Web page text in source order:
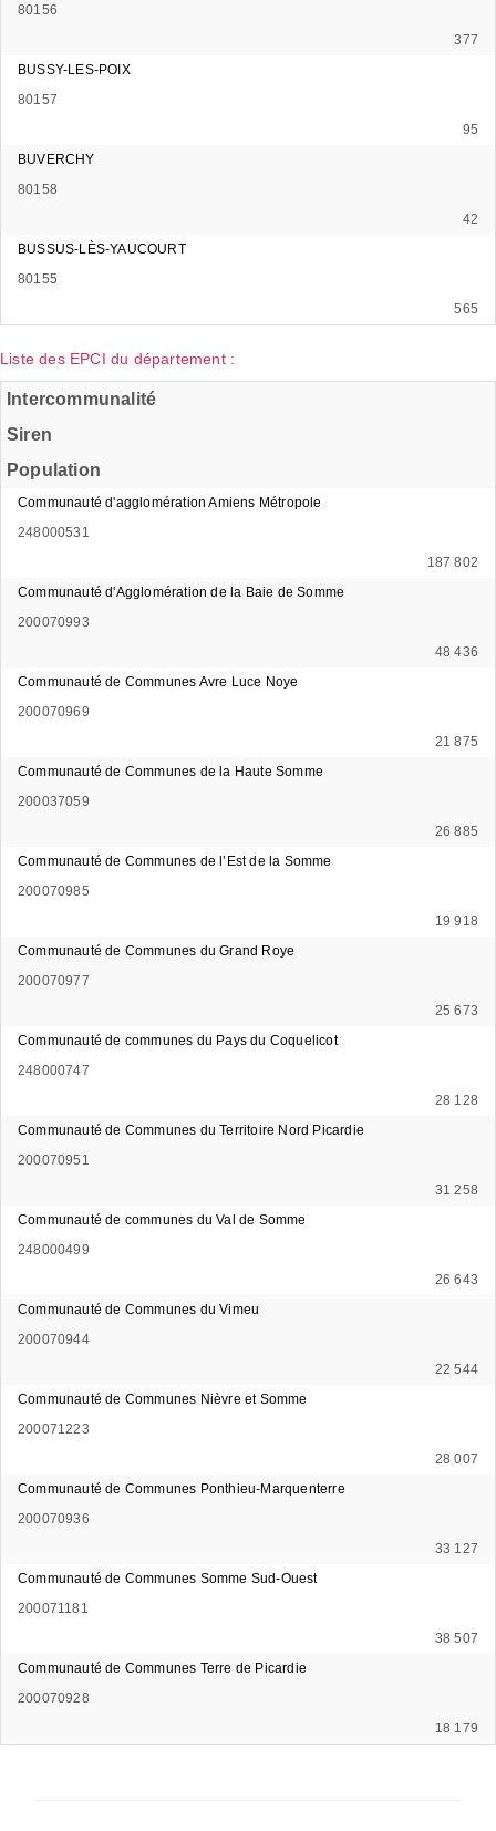
80156
377
BUSSY-LES-POIX
80157
95
BUVERCHY
80158
42
BUSSUS-LÈS-YAUCOURT
80155
565
Liste des EPCI du département :
Intercommunalité
Siren
Population
Communauté d'agglomération Amiens Métropole
248000531
187 802
Communauté d'Agglomération de la Baie de Somme
200070993
48 436
Communauté de Communes Avre Luce Noye
200070969
21 875
Communauté de Communes de la Haute Somme
200037059
26 885
Communauté de Communes de l’Est de la Somme
200070985
19 918
Communauté de Communes du Grand Roye
200070977
25 673
Communauté de communes du Pays du Coquelicot
248000747
28 128
Communauté de Communes du Territoire Nord Picardie
200070951
31 258
Communauté de communes du Val de Somme
248000499
26 643
Communauté de Communes du Vimeu
200070944
22 544
Communauté de Communes Nièvre et Somme
200071223
28 007
Communauté de Communes Ponthieu-Marquenterre
200070936
33 127
Communauté de Communes Somme Sud-Ouest
200071181
38 507
Communauté de Communes Terre de Picardie
200070928
18 179